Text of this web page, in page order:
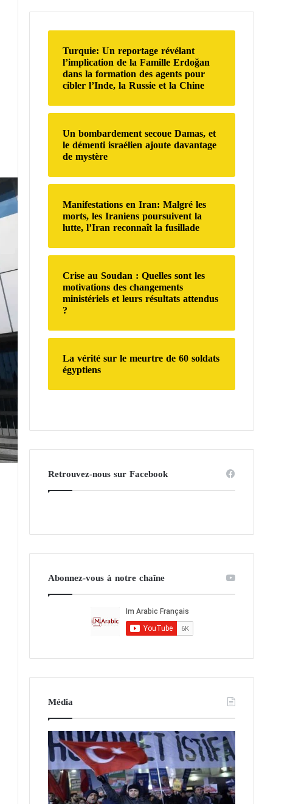
c
h
e
r
Turquie: Un reportage révélant
l’implication de la Famille Erdoğan
dans la formation des agents pour
cibler l’Inde, la Russie et la Chine
Un bombardement secoue Damas, et
le démenti israélien ajoute davantage
de mystère
Manifestations en Iran: Malgré les
morts, les Iraniens poursuivent la
lutte, l’Iran reconnaît la fusillade
Crise au Soudan : Quelles sont les
motivations des changements
ministériels et leurs résultats attendus
?
La vérité sur le meurtre de 60 soldats
égyptiens
Retrouvez-nous sur Facebook
Abonnez-vous à notre chaîne
Média